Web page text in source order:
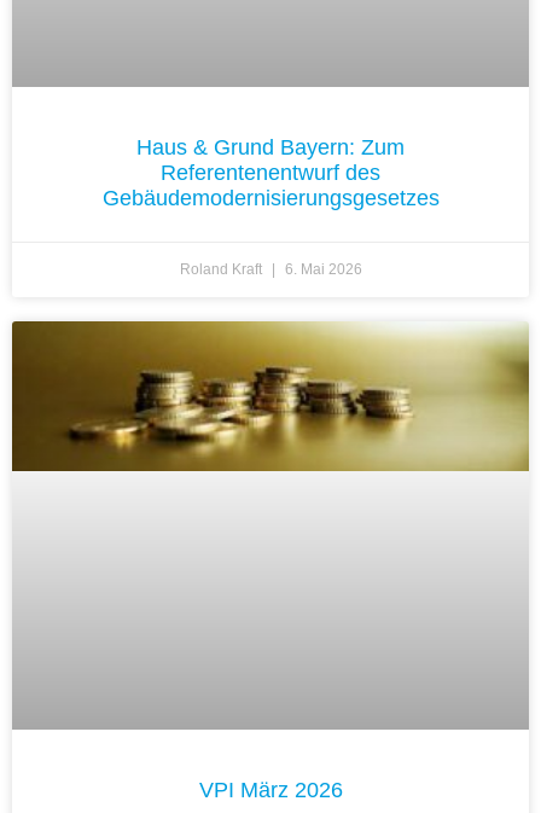
Haus & Grund Bayern: Zum
Referentenentwurf des
Gebäudemodernisierungsgesetzes
Roland Kraft 6. Mai 2026
VPI März 2026